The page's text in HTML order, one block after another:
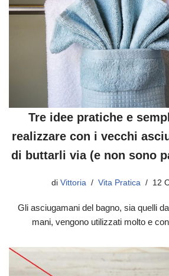
Tre idee pratiche e
realizzare con i vecchi
di buttarli via (e non sono
di Vittoria Vita Pratica 12
Gli asciugamani del bagno, sia quelli
mani, vengono utilizzati molto e